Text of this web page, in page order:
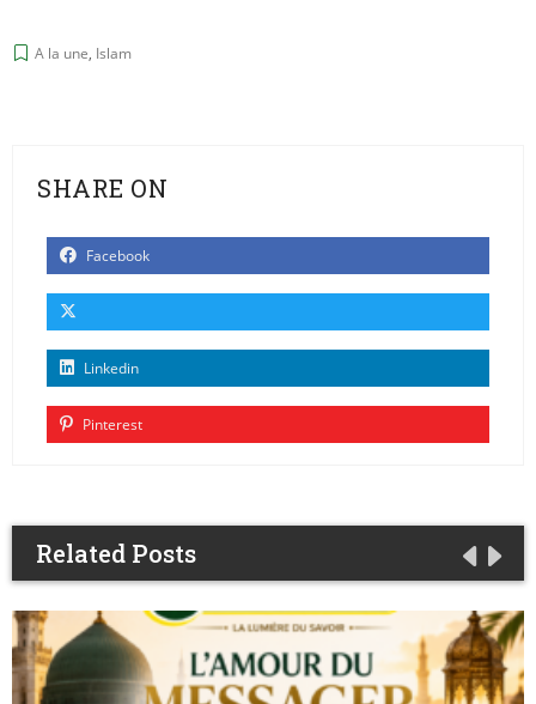
A la une, Islam
SHARE ON
Facebook
Linkedin
Pinterest
Related Posts